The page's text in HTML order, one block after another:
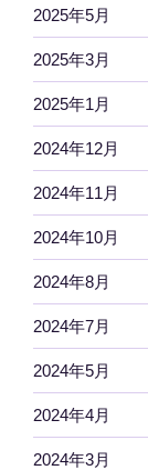
2025年5月
2025年3月
2025年1月
2024年12月
2024年11月
2024年10月
2024年8月
2024年7月
2024年5月
2024年4月
2024年3月